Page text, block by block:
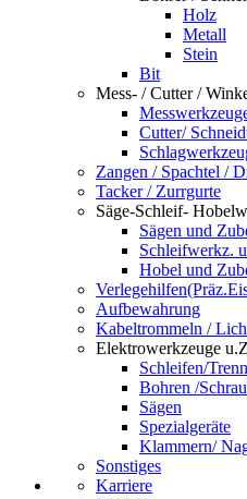
Holz
Metall
Stein
Bit
Mess- / Cutter /
Cutter/
Zangen / Spachtel /
Tacker / Zurrgurte
Säge-Schleif-
Sägen und
Schleifwerkz.
Hobel und
Aufbewahrung
Kabeltrommeln /
Elektrowerkzeuge
Schleifen/
Bohren /
Sägen
Spezialgeräte
Klammern/
Sonstiges
Karriere